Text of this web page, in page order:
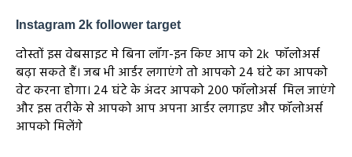
Instagram 2k follower target
दोस्तों इस वेबसाइट मे बिना लॉग-इन किए आप को 2k फॉलोअर्स
बढ़ा सकते हैं। जब भी आर्डर लगाएंगे तो आपको 24 घंटे का आपको
वेट करना होगा। 24 घंटे के अंदर आपको 200 फॉलोअर्स मिल जाएंगे
और इस तरीके से आपको आप अपना आर्डर लगाइए और फॉलोअर्स
आपको मिलेंगे